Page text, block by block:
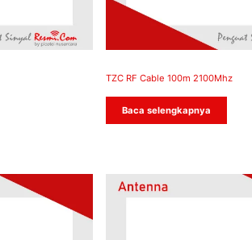
TZC RF Cable 100m 2100Mhz
Baca selengkapnya